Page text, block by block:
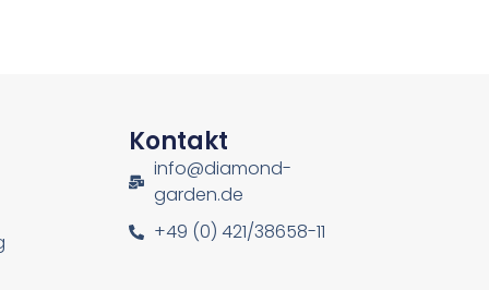
Kontakt
info@diamond-
garden.de
+49 (0) 421/38658-11